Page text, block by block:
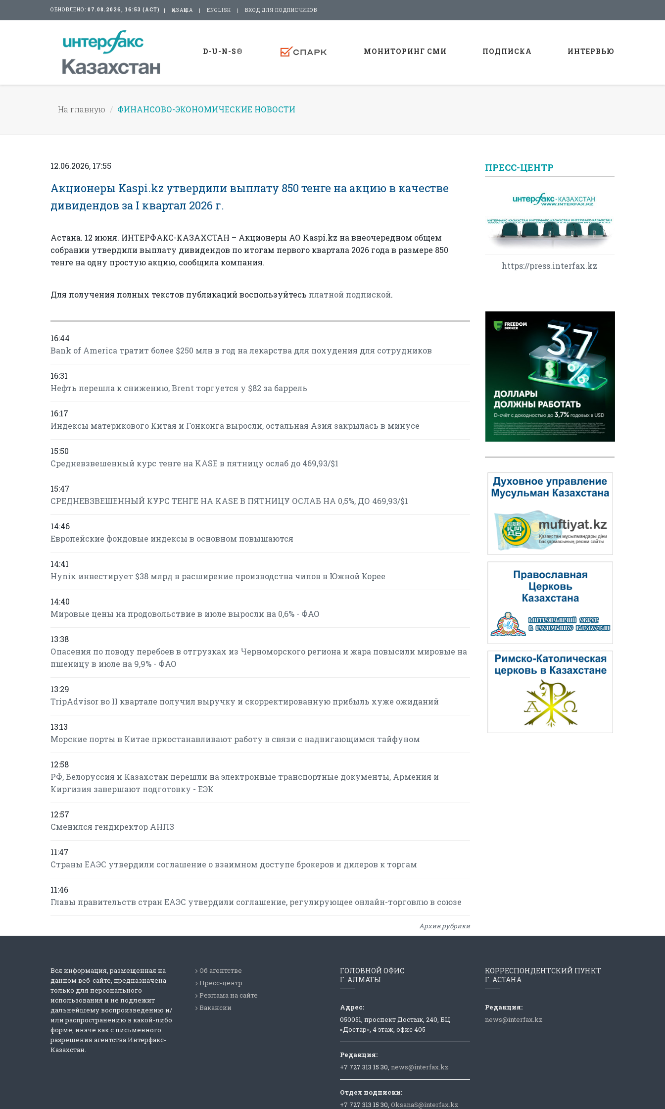
ОБНОВЛЕНО: 07.08.2026, 16:53 (АСТ) ҚАЗАҚША ENGLISH ВХОД ДЛЯ ПОДПИСЧИКОВ
D-U-N-S® МОНИТОРИНГ СМИ ПОДПИСКА ИНТЕРВЬЮ
На главную ФИНАНСОВО-ЭКОНОМИЧЕСКИЕ НОВОСТИ
12.06.2026, 17:55
Акционеры Kaspi.kz утвердили выплату 850 тенге на акцию в качестве
дивидендов за I квартал 2026 г.
Астана. 12 июня. ИНТЕРФАКС-КАЗАХСТАН – Акционеры АО Kaspi.kz на внеочередном общем
собрании утвердили выплату дивидендов по итогам первого квартала 2026 года в размере 850
тенге на одну простую акцию, сообщила компания.
Для получения полных текстов публикаций воспользуйтесь платной подпиской.
16:44
Bank of America тратит более $250 млн в год на лекарства для похудения для сотрудников
16:31
Нефть перешла к снижению, Brent торгуется у $82 за баррель
16:17
Индексы материкового Китая и Гонконга выросли, остальная Азия закрылась в минусе
15:50
Средневзвешенный курс тенге на KASE в пятницу ослаб до 469,93/$1
15:47
СРЕДНЕВЗВЕШЕННЫЙ КУРС ТЕНГЕ НА KASE В ПЯТНИЦУ ОСЛАБ НА 0,5%, ДО 469,93/$1
14:46
Европейские фондовые индексы в основном повышаются
14:41
Hynix инвестирует $38 млрд в расширение производства чипов в Южной Корее
14:40
Мировые цены на продовольствие в июле выросли на 0,6% - ФАО
13:38
Опасения по поводу перебоев в отгрузках из Черноморского региона и жара повысили мировые на
пшеницу в июле на 9,9% - ФАО
13:29
TripAdvisor во II квартале получил выручку и скорректированную прибыль хуже ожиданий
13:13
Морские порты в Китае приостанавливают работу в связи с надвигающимся тайфуном
12:58
РФ, Белоруссия и Казахстан перешли на электронные транспортные документы, Армения и
Киргизия завершают подготовку - ЕЭК
12:57
Сменился гендиректор АНПЗ
11:47
Страны ЕАЭС утвердили соглашение о взаимном доступе брокеров и дилеров к торгам
11:46
Главы правительств стран ЕАЭС утвердили соглашение, регулирующее онлайн-торговлю в союзе
Архив рубрики
ПРЕСС-ЦЕНТР
https://press.interfax.kz
Вся информация, размещенная на
данном веб-сайте, предназначена
только для персонального
использования и не подлежит
дальнейшему воспроизведению и/
или распространению в какой-либо
форме, иначе как с письменного
разрешения агентства Интерфакс-
Казахстан.
Об агентстве
Пресс-центр
Реклама на сайте
Вакансии
ГОЛОВНОЙ ОФИС
Г. АЛМАТЫ
Адрес:
050051, проспект Достык, 240, БЦ
«Достар», 4 этаж, офис 405
Редакция:
+7 727 313 15 30, news@interfax.kz
Отдел подписки:
+7 727 313 15 30, OksanaS@interfax.kz
КОРРЕСПОНДЕНТСКИЙ ПУНКТ
Г. АСТАНА
Редакция:
news@interfax.kz